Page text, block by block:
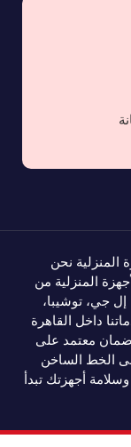
نحن
المنزلية من
جي، توشيبا،
داخل القاهرة
معتمد على
الخط الساخن
أجهزتك تبدأ